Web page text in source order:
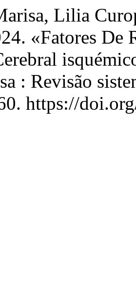
Lilia
«Fatores De
: Revisão
https://